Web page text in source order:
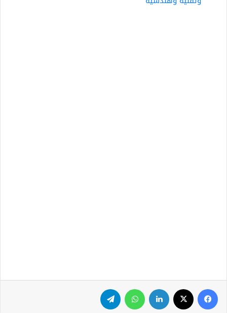
فيسبوك لينكدإن واتساب